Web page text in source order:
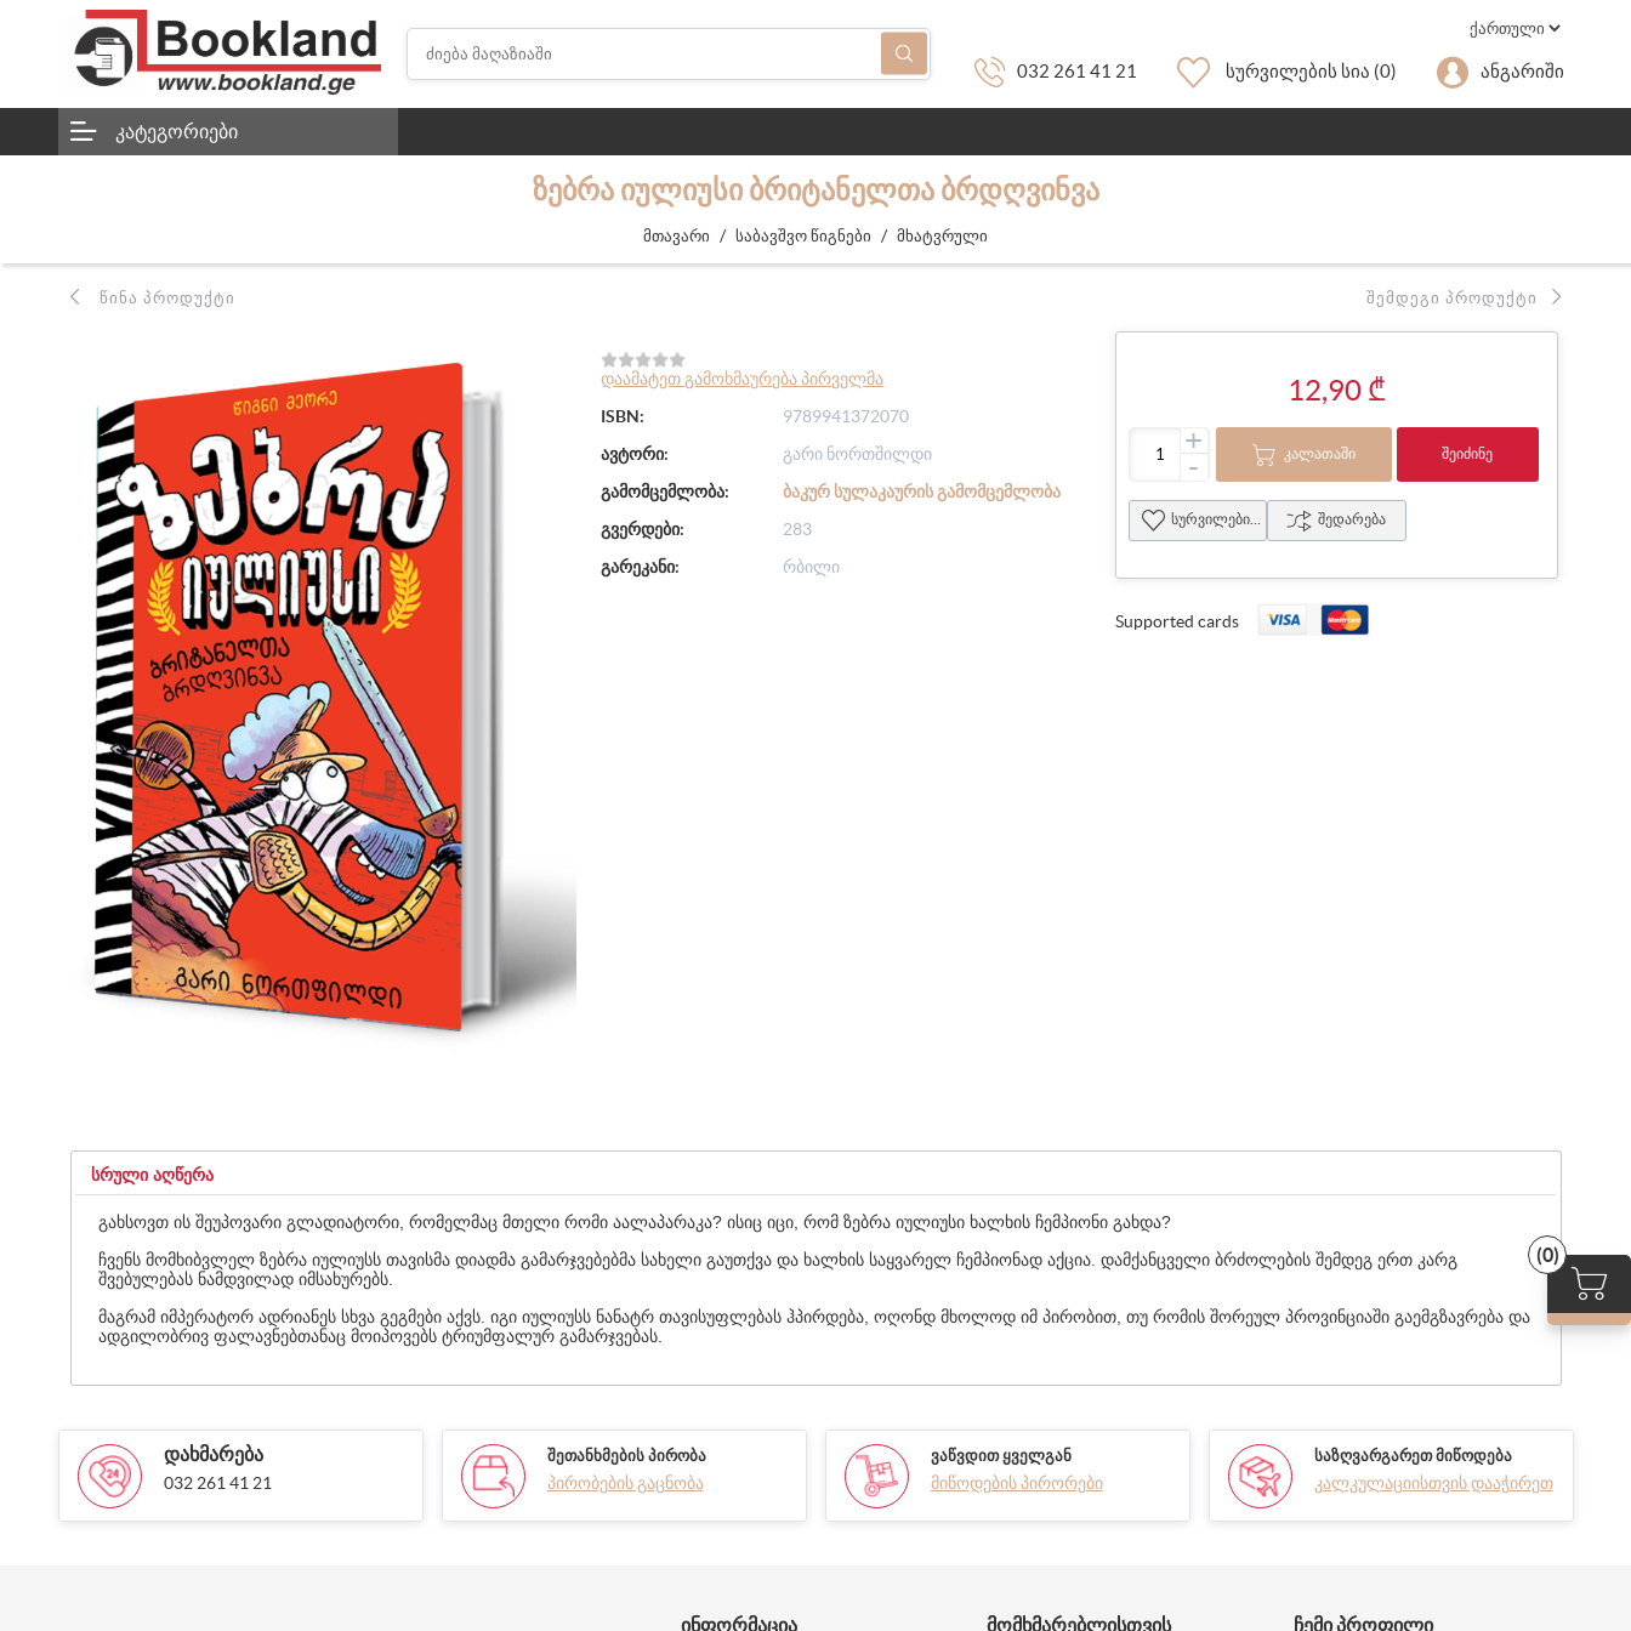
032 261 41 21 Სურვილების Სია (0) Ანგარიში
(0)
ᲙᲐᲢᲔᲒᲝᲠᲘᲔᲑᲘ
ᲖᲔᲑᲠᲐ ᲘᲣᲚᲘᲣᲡᲘ ᲑᲠᲘᲢᲐᲜᲔᲚᲗᲐ ᲑᲠᲓᲦᲕᲘᲜᲕᲐ
მთავარი / საბავშვო წიგნები / მხატვრული
ᲬᲘᲜᲐ ᲞᲠᲝᲓᲣᲥᲢᲘ ᲨᲔᲛᲓᲔᲒᲘ ᲞᲠᲝᲓᲣᲥᲢᲘ
დაამატეთ გამოხმაურება პირველმა
ISBN:
9789941372070
ავტორი:
გარი ნორთშილდი
გამომცემლობა:
ᲑᲐᲙᲣᲠ ᲡᲣᲚᲐᲙᲐᲣᲠᲘᲡ ᲒᲐᲛᲝᲛᲪᲔᲛᲚᲝᲑᲐ
გვერდები:
283
გარეკანი:
რბილი
12,90 ₾
+
- ᲙᲐᲚᲐᲗᲐᲨᲘ ᲨᲔᲘᲫᲘᲜᲔ
სურვილების სია შედარება
Supported cards
ᲡᲠᲣᲚᲘ ᲐᲦᲬᲔᲠᲐ
გახსოვთ ის შეუპოვარი გლადიატორი, რომელმაც მთელი რომი აალაპარაკა? ისიც იცი, რომ ზებრა იულიუსი ხალხის ჩემპიონი გახდა?
ჩვენს მომხიბვლელ ზებრა იულიუსს თავისმა დიადმა გამარჯვებებმა სახელი გაუთქვა და ხალხის საყვარელ ჩემპიონად აქცია. დამქანცველი ბრძოლების შემდეგ ერთ კარგ
შვებულებას ნამდვილად იმსახურებს.
მაგრამ იმპერატორ ადრიანეს სხვა გეგმები აქვს. იგი იულიუსს ნანატრ თავისუფლებას ჰპირდება, ოღონდ მხოლოდ იმ პირობით, თუ რომის შორეულ პროვინციაში გაემგზავრება და
ადგილობრივ ფალავნებთანაც მოიპოვებს ტრიუმფალურ გამარჯვებას.
ᲓᲐᲮᲛᲐᲠᲔᲑᲐ
032 261 41 21
ᲨᲔᲗᲐᲜᲮᲛᲔᲑᲘᲡ ᲞᲘᲠᲝᲑᲐ
პირობების გაცნობა
ᲕᲐᲬᲕᲓᲘᲗ ᲧᲕᲔᲚᲒᲐᲜ
მიწოდების პირორები
ᲡᲐᲖᲦᲕᲐᲠᲒᲐᲠᲔᲗ ᲛᲘᲬᲝᲓᲔᲑᲐ
კალკულაციისთვის დააჭირეთ
ᲘᲜᲤᲝᲠᲛᲐᲪᲘᲐ ᲛᲝᲛᲮᲛᲐᲠᲔᲑᲚᲘᲡᲗᲕᲘᲡ ᲩᲔᲛᲘ ᲞᲠᲝᲤᲘᲚᲘ